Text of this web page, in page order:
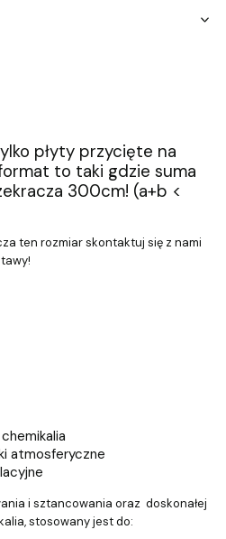
płyty przycięte na
to taki gdzie suma
300cm! (a+b <
ten rozmiar skontaktuj się z nami
atmosferyczne
i sztancowania oraz doskonałej
stosowany jest do: